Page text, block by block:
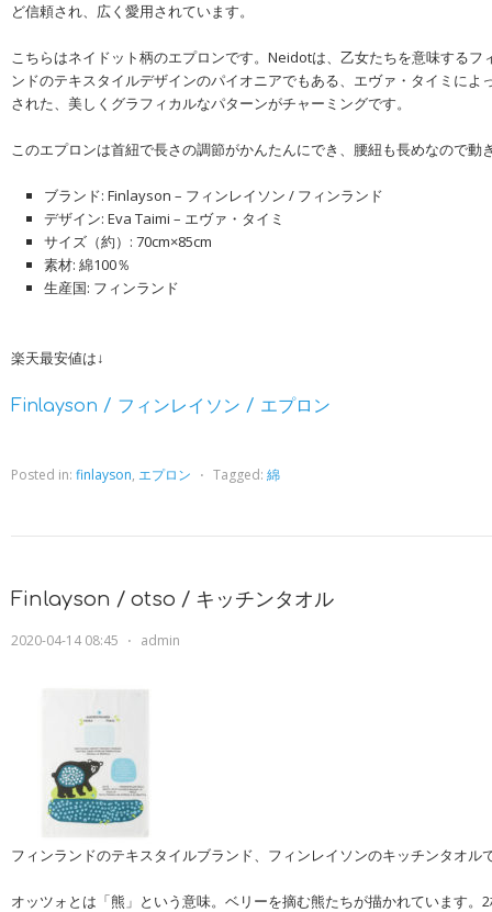
ど信頼され、広く愛用されています。
こちらはネイドット柄のエプロンです。Neidotは、乙女たちを意味するフ
ンドのテキスタイルデザインのパイオニアでもある、エヴァ・タイミによ
された、美しくグラフィカルなパターンがチャーミングです。
このエプロンは首紐で長さの調節がかんたんにでき、腰紐も長めなので動
ブランド: Finlayson – フィンレイソン / フィンランド
デザイン: Eva Taimi – エヴァ・タイミ
サイズ（約）: 70cm×85cm
素材: 綿100％
生産国: フィンランド
楽天最安値は↓
Finlayson / フィンレイソン / エプロン
Posted in: finlayson, エプロン ⋅ Tagged: 綿
Finlayson / otso / キッチンタオル
2020-04-14 08:45 ⋅ admin
フィンランドのテキスタイルブランド、フィンレイソンのキッチンタオル
オッツォとは「熊」という意味。ベリーを摘む熊たちが描かれています。